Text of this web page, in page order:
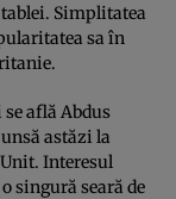
Simplitatea
sa în
află Abdus
astăzi la
Interesul
singură seară de